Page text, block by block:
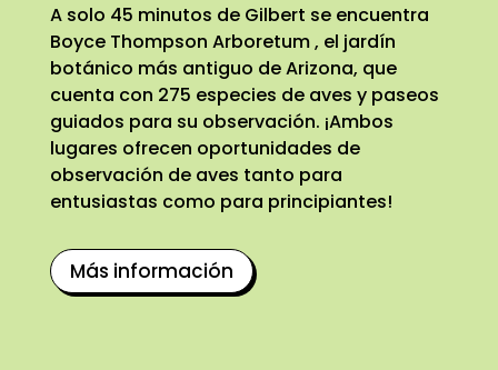
A solo 45 minutos de Gilbert se encuentra
Boyce Thompson Arboretum , el jardín
botánico más antiguo de Arizona, que
cuenta con 275 especies de aves y paseos
guiados para su observación. ¡Ambos
lugares ofrecen oportunidades de
observación de aves tanto para
entusiastas como para principiantes!
Más información